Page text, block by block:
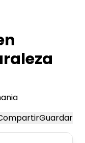
Guardar